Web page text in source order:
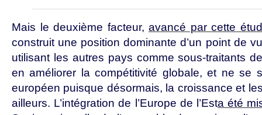
Mais le deuxième facteur, avancé par cette
construit une position dominante d’un point de
utilisant les autres pays comme sous-traitants
en améliorer la compétitivité globale, et ne se
européen puisque désormais, la croissance et
ailleurs. L’intégration de l’Europe de l’Esta été